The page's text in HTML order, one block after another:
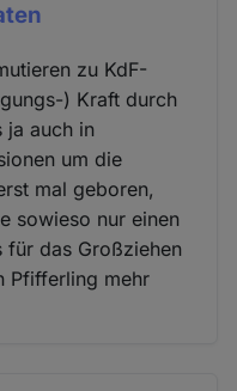
zu KdF-
) Kraft durch
ja auch in
um die
mal geboren,
sowieso nur einen
für das Großziehen
Pfifferling mehr